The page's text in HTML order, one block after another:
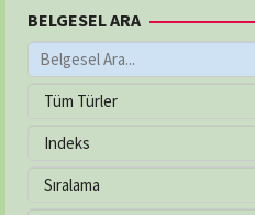
AYŞEGÜL ECZANESİ
Adres:MEVLANA MAH.
NO:21/C
ÇAKIRLAR ECZANESİ
BELGESEL ARA